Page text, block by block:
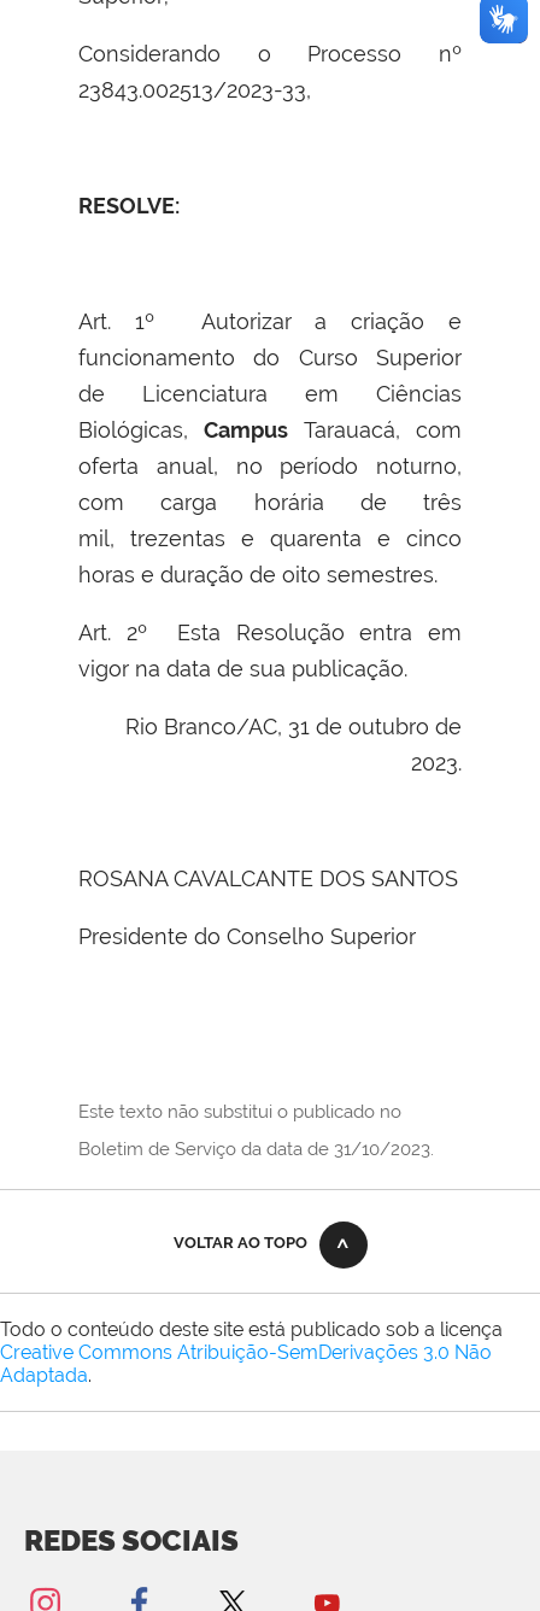
Considerando o Processo nº
23843.002513/2023-33,
RESOLVE:
Art. 1º Autorizar a criação e
funcionamento do Curso Superior
de Licenciatura em Ciências
Biológicas,Campus Tarauacá, com
oferta anual, no período noturno,
com carga horária de três
mil, trezentas e quarenta e cinco
horas e duração de oito semestres.
Art. 2º Esta Resolução entra em
vigor na data de sua publicação.
Rio Branco/AC, 31 de outubro de
2023.
ROSANA CAVALCANTE DOS SANTOS
Presidente do Conselho Superior
Este texto não substitui o publicado no
Boletim de Serviço da data de 31/10/2023.
VOLTAR AO TOPO
Todo o conteúdo deste site está publicado sob a licença
Creative Commons Atribuição-SemDerivações 3.0 Não
Adaptada.
REDES SOCIAIS